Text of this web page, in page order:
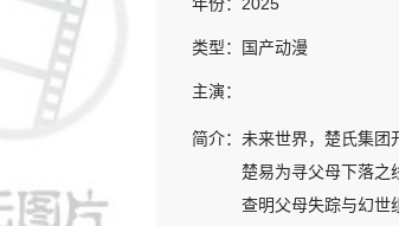
类型： 国产动漫
主演：
简介： 未来世界，楚氏集团
楚易为寻父母下落之
查明父母失踪与幻世